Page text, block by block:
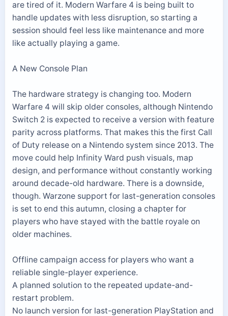
are tired of it. Modern Warfare 4 is being built to
handle updates with less disruption, so starting a
session should feel less like maintenance and more
like actually playing a game.
A New Console Plan
The hardware strategy is changing too. Modern
Warfare 4 will skip older consoles, although Nintendo
Switch 2 is expected to receive a version with feature
parity across platforms. That makes this the first Call
of Duty release on a Nintendo system since 2013. The
move could help Infinity Ward push visuals, map
design, and performance without constantly working
around decade-old hardware. There is a downside,
though. Warzone support for last-generation consoles
is set to end this autumn, closing a chapter for
players who have stayed with the battle royale on
older machines.
Offline campaign access for players who want a
reliable single-player experience.
A planned solution to the repeated update-and-
restart problem.
No launch version for last-generation PlayStation and